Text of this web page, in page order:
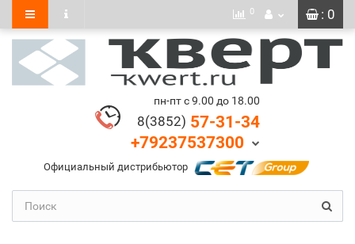
: 0
0
пн-пт с 9.00 до 18.00
8(3852) 57-31-34
+79237537300
Официальный дистрибьютор